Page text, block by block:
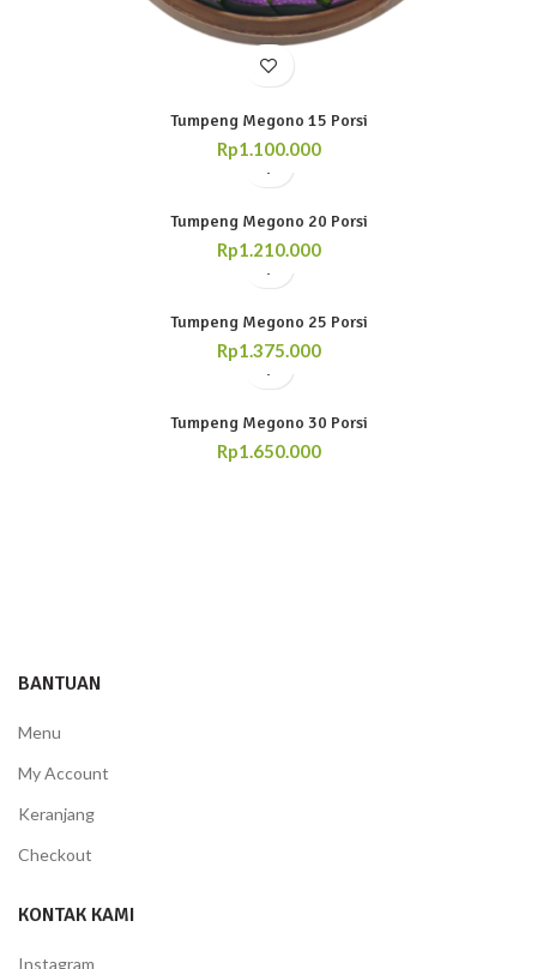
Tumpeng Megono 15 Porsi
Rp1.100.000
Tumpeng Megono 20 Porsi
Rp1.210.000
Tumpeng Megono 25 Porsi
Rp1.375.000
Tumpeng Megono 30 Porsi
Rp1.650.000
BANTUAN
Menu
My Account
Keranjang
Checkout
KONTAK KAMI
Instagram